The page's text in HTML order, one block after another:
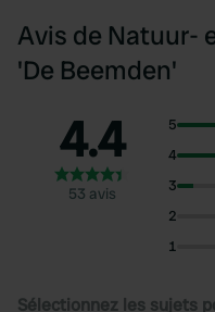
Avis de Natuur-
'De Beemden'
4.4
53 avis
5
4
3
2
1
Sélectionnez les sujets